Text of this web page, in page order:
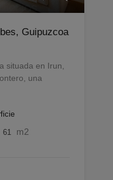
Guipuzcoa
situada en Irun,
una
61 m2